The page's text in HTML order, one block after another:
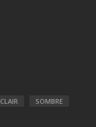
CLAIR SOMBRE